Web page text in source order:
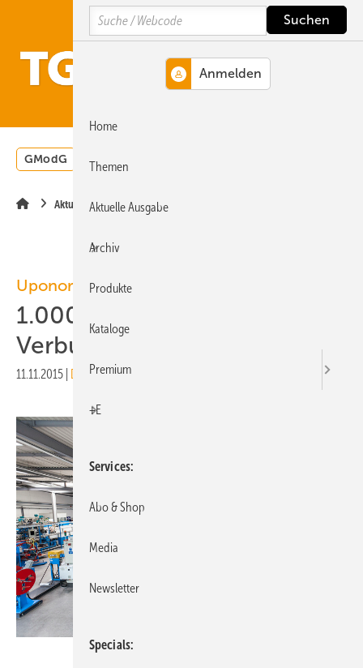
Hauptinhalt
Hauptmenü
SiteSearch
GModG Wärmepumpe
Aktuelle Meldung
Uponor
1.000.000.000 m
Verbundrohr produziert
11.11.2015 Druckvorschau
Search
Home
Themen
Aktuelle Ausgabe
Archiv
Produkte
Kataloge
Premium
+E
Services
Abo & Shop
Media
Newsletter
Specials